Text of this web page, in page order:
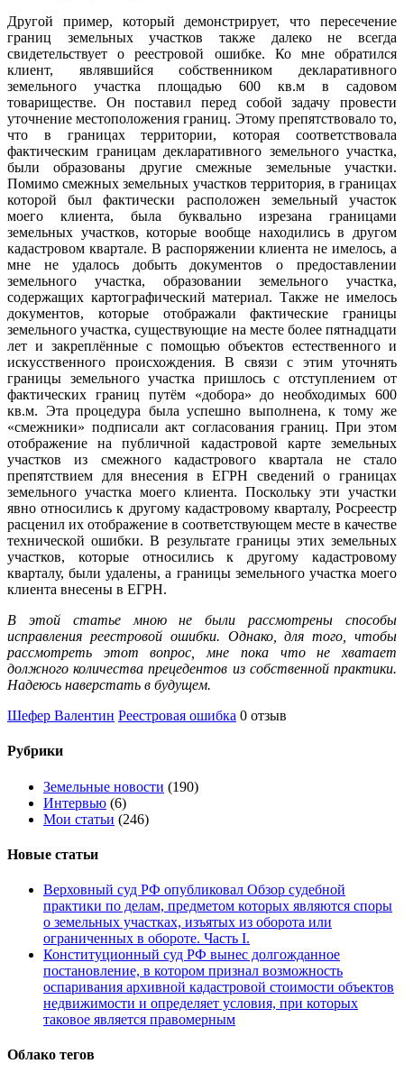
Другой пример, который демонстрирует, что пересечение
границ земельных участков также далеко не всегда
свидетельствует о реестровой ошибке. Ко мне обратился
клиент, являвшийся собственником декларативного
земельного участка площадью 600 кв.м в садовом
товариществе. Он поставил перед собой задачу провести
уточнение местоположения границ. Этому препятствовало то,
что в границах территории, которая соответствовала
фактическим границам декларативного земельного участка,
были образованы другие смежные земельные участки.
Помимо смежных земельных участков территория, в границах
которой был фактически расположен земельный участок
моего клиента, была буквально изрезана границами
земельных участков, которые вообще находились в другом
кадастровом квартале. В распоряжении клиента не имелось, а
мне не удалось добыть документов о предоставлении
земельного участка, образовании земельного участка,
содержащих картографический материал. Также не имелось
документов, которые отображали фактические границы
земельного участка, существующие на месте более пятнадцати
лет и закреплённые с помощью объектов естественного и
искусственного происхождения. В связи с этим уточнять
границы земельного участка пришлось с отступлением от
фактических границ путём «добора» до необходимых 600
кв.м. Эта процедура была успешно выполнена, к тому же
«смежники» подписали акт согласования границ. При этом
отображение на публичной кадастровой карте земельных
участков из смежного кадастрового квартала не стало
препятствием для внесения в ЕГРН сведений о границах
земельного участка моего клиента. Поскольку эти участки
явно относились к другому кадастровому кварталу, Росреестр
расценил их отображение в соответствующем месте в качестве
технической ошибки. В результате границы этих земельных
участков, которые относились к другому кадастровому
кварталу, были удалены, а границы земельного участка моего
клиента внесены в ЕГРН.
В этой статье мною не были рассмотрены способы
исправления реестровой ошибки. Однако, для того, чтобы
рассмотреть этот вопрос, мне пока что не хватает
должного количества прецедентов из собственной практики.
Надеюсь наверстать в будущем.
Шефер Валентин Реестровая ошибка 0 отзыв
Рубрики
Земельные новости (190)
Интервью (6)
Мои статьи (246)
Новые статьи
Верховный суд РФ опубликовал Обзор судебной
практики по делам, предметом которых являются споры
о земельных участках, изъятых из оборота или
ограниченных в обороте. Часть I.
Конституционный суд РФ вынес долгожданное
постановление, в котором признал возможность
оспаривания архивной кадастровой стоимости объектов
недвижимости и определяет условия, при которых
таковое является правомерным
Облако тегов